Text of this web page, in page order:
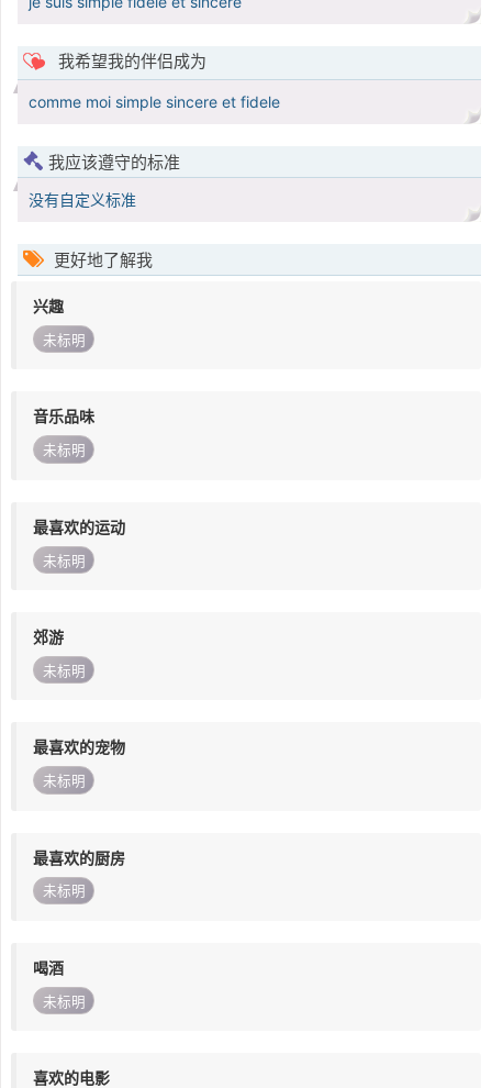
我希望我的伴侣成为
comme moi simple sincere et fidele
我应该遵守的标准
没有自定义标准
更好地了解我
兴趣
未标明
音乐品味
未标明
最喜欢的运动
未标明
郊游
未标明
最喜欢的宠物
未标明
最喜欢的厨房
未标明
喝酒
未标明
喜欢的电影